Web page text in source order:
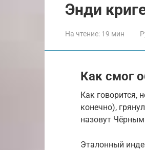
Энди
На чтение: 19 мин
Как смог
Как говорится,
конечно),
назовут
Эталонный